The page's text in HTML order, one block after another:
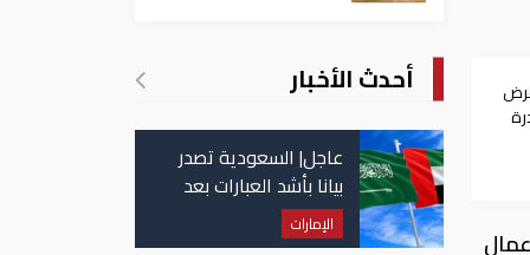
أحدث الأخبار
عاجل| السعودية تصدر
بيانا بأشد العبارات بعد
استهداف إيران لناقلة
إماراتية
الإمارات